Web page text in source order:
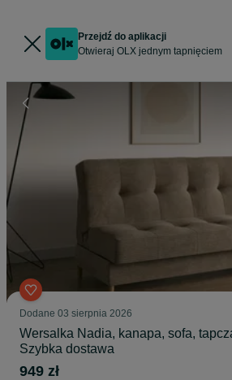
Przejdź do aplikacji
Otwieraj OLX jednym tapnięciem
Dodane 03 sierpnia 2026
Wersalka Nadia, kanapa, sofa,
Szybka dostawa
949 zł